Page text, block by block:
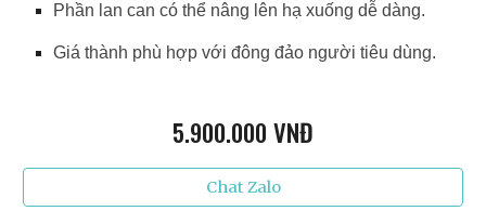
Phần lan can có thể nâng lên hạ xuống dễ dàng.
Giá thành phù hợp với đông đảo người tiêu dùng.
5.900.000 VNĐ
Chat Zalo